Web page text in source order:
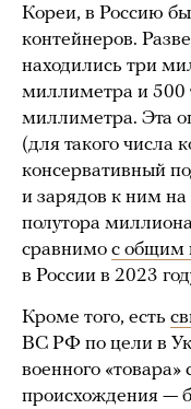
Кореи, в Россию
контейнеров.
находились три
миллиметра и 500
миллиметра. Эта
(для такого числа
консервативный
и зарядов к ним на
полутора
сравнимо с общим
в России в 2023
Кроме того, есть
ВС РФ по цели в
военного «товара»
происхождения —